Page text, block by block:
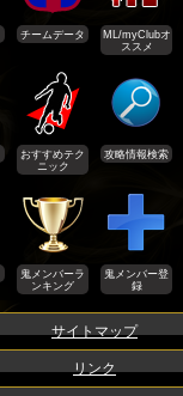
チームデータ
ML/myClubオ
ススメ
おすすめテク
ニック
攻略情報検索
鬼メンバーラ
ンキング
鬼メンバー登
録
サイトマップ
リンク